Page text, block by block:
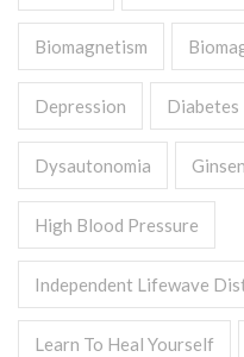
Biomagnetism
Depression Diabetes
Dysautonomia
High Blood Pressure
Independent Lifewave
Learn To Heal Yourself